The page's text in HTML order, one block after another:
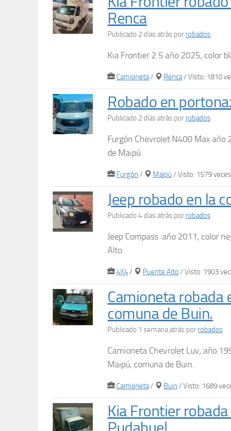
Renca
Publicado 2 días atrás por robados
Kia Frontier 2.5 año 2025, color
Camioneta/ Renca/ Visto: 1810
Robado en
Publicado 2 días atrás por robados
Furgón Chevrolet N400 Max año
de Maipú.
Furgón / Maipú / Visto: 1579 veces
Jeep robado en la
Publicado 4 días atrás por robados
Jeep Compass año 2011, color
Alto
4X4/ Puente Alto / Visto: 1903
Camioneta robada
comuna de Buin.
Publicado 1 semana atrás por robados
Camioneta Chevrolet Luv, año
Maipú, comuna de Buin.
Camioneta/ Buin / Visto: 1689
Kia Frontier